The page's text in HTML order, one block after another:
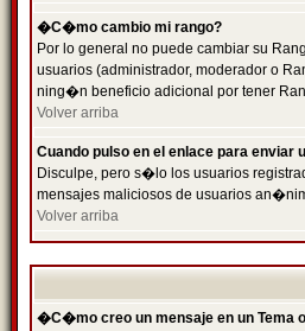
�C�mo cambio mi rango?
Por lo general no puede cambiar su
usuarios (administrador, moderador o
ning�n beneficio adicional por tener
Volver arriba
Cuando pulso en el enlace para
Disculpe, pero s�lo los usuarios
mensajes maliciosos de usuarios
Volver arriba
�C�mo creo un mensaje en un Tema